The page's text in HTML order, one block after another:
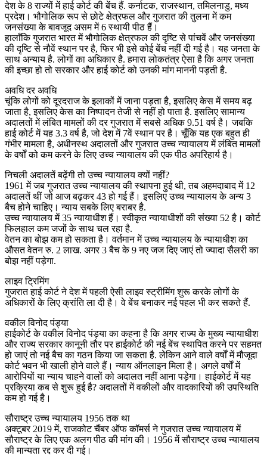
देश के 8 राज्यों में हाई कोर्ट की बेंच हैं. कर्नाटक, राजस्थान, तमिलनाडु, मध्य
प्रदेश। भौगोलिक रूप से छोटे क्षेत्रफल और गुजरात की तुलना में कम
जनसंख्या के बावजूद असम में 6 स्थायी पीठ हैं।
हालाँकि गुजरात भारत में भौगोलिक क्षेत्रफल की दृष्टि से पांचवें और जनसंख्या
की दृष्टि से नौवें स्थान पर है, फिर भी इसे कोई बेंच नहीं दी गई है। यह जनता के
साथ अन्याय है. लोगों का अधिकार है. हमारा लोकतंत्र ऐसा है कि अगर जनता
की इच्छा हो तो सरकार और हाई कोर्ट को उनकी मांग माननी पड़ती है.
अवधि दर अवधि
चूंकि लोगों को दूरदराज के इलाकों में जाना पड़ता है, इसलिए केस में समय बढ़
जाता है, इसलिए केस का निष्पादन तेजी से नहीं हो पाता है. इसलिए सामान्य
अदालतों में लंबित मामलों की दर गुजरात में सबसे अधिक 9.51 वर्ष है। जबकि
हाई कोर्ट में यह 3.3 वर्ष है, जो देश में 7वें स्थान पर है। चूँकि यह एक बहुत ही
गंभीर मामला है, अधीनस्थ अदालतों और गुजरात उच्च न्यायालय में लंबित मामलों
के वर्षों को कम करने के लिए उच्च न्यायालय की एक पीठ अपरिहार्य है।
निचली अदालतें बढ़ेंगी तो उच्च न्यायालय क्यों नहीं?
1961 में जब गुजरात उच्च न्यायालय की स्थापना हुई थी, तब अहमदाबाद में 12
अदालतें थीं जो आज बढ़कर 43 हो गई हैं। इसलिए उच्च न्यायालय के अन्य 3
बैच होने चाहिए। न्याय सबके लिए बराबर है.
उच्च न्यायालय में 35 न्यायाधीश हैं। स्वीकृत न्यायाधीशों की संख्या 52 है। कोर्ट
फिलहाल कम जजों के साथ चल रहा है.
वेतन का बोझ कम हो सकता है। वर्तमान में उच्च न्यायालय के न्यायाधीश का
औसत वेतन रु. 2 लाख. अगर 3 बैच के 9 नए जज दिए जाएं तो ज्यादा सैलरी का
बोझ नहीं पड़ेगा.
लाइव ट्रिमिंग
गुजरात हाई कोर्ट ने देश में पहली ऐसी लाइव स्ट्रीमिंग शुरू करके लोगों के
अधिकारों के लिए क्रांति ला दी है। वे बेंच बनाकर नई पहल भी कर सकते हैं.
वकील विनोद पंड्या
हाईकोर्ट के वकील विनोद पंड्या का कहना है कि अगर राज्य के मुख्य न्यायाधीश
और राज्य सरकार कानूनी तौर पर हाईकोर्ट की नई बेंच स्थापित करने पर सहमत
हो जाएं तो नई बैच का गठन किया जा सकता है. लेकिन आने वाले वर्षों में मौजूदा
कोर्ट भवन भी खाली होने वाले हैं। न्याय ऑनलाइन मिला है। अगले वर्षों में
आरोपियों या न्याय चाहने वालों को अदालत नहीं आना पड़ेगा। हाईकोर्ट में यह
प्रक्रिया कब से शुरू हुई है? अदालतों में वकीलों और वादकारियों की उपस्थिति
कम हो गई है।
सौराष्ट्र उच्च न्यायालय 1956 तक था
अक्टूबर 2019 में, राजकोट चैंबर ऑफ कॉमर्स ने गुजरात उच्च न्यायालय में
सौराष्ट्र के लिए एक अलग पीठ की मांग की। 1956 में सौराष्ट्र उच्च न्यायालय
की मान्यता रद्द कर दी गई।